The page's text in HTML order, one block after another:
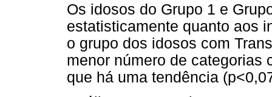
Os idosos do Grupo 1 e
estatisticamente quanto aos
o grupo dos idosos com
menor número de categorias
que há uma tendência